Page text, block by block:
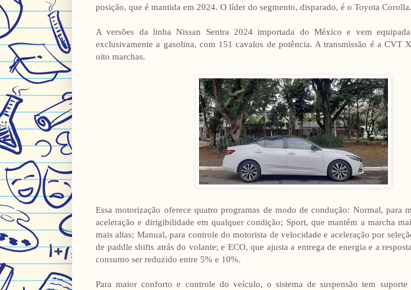
posição, que é mantida em 2024. O líder do segmento, disparado, é o Toyota Corolla.
A versões da linha Nissan Sentra 2024 importada do México e vem
exclusivamente a gasolina, com 151 cavalos de potência. A transmissão é a CVT
oito marchas.
Essa motorização oferece quatro programas de modo de condução: Normal, para
aceleração e dirigibilidade em qualquer condição; Sport, que mantém a marcha
mais altas; Manual, para controle do motorista de velocidade e aceleração por
de paddle shifts atrás do volante; e ECO, que ajusta a entrega de energia e a
consumo ser reduzido entre 5% e 10%.
Para maior conforto e controle do veículo, o sistema de suspensão tem suporte